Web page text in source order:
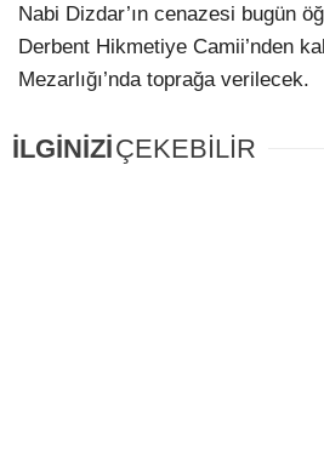
Nabi Dizdar’ın cenazesi bugün
Derbent Hikmetiye Camii’nden
Mezarlığı’nda toprağa verilecek.
İLGİNİZİÇEKEBİLİR